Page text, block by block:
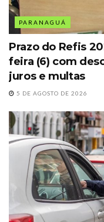
PARANAGUÁ
Prazo do Refis
feira (6) com
juros e multas
5 DE AGOSTO DE 2026